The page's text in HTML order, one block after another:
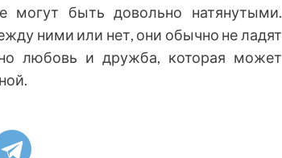
быть довольно натянутыми.
ними или нет, они обычно не ладят
любовь и дружба, которая может